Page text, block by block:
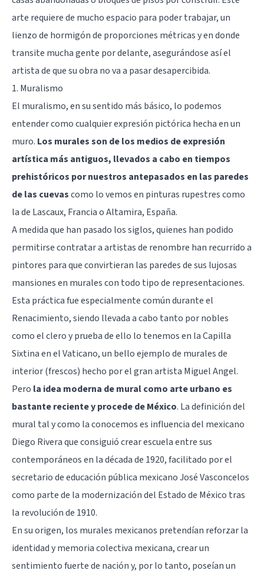
arte requiere de mucho espacio para poder trabajar, un
lienzo de hormigón de proporciones métricas y en donde
transite mucha gente por delante, asegurándose así el
artista de que su obra no va a pasar desapercibida.
1. Muralismo
El muralismo, en su sentido más básico, lo podemos
entender como cualquier expresión pictórica hecha en un
muro. Los murales son de los medios de expresión
artística más antiguos, llevados a cabo en tiempos
prehistóricos por nuestros antepasados en las paredes
de las cuevascomo lo vemos en pinturas rupestres como
la de Lascaux, Francia o Altamira, España.
A medida que han pasado los siglos, quienes han podido
permitirse contratar a artistas de renombre han recurrido a
pintores para que convirtieran las paredes de sus lujosas
mansiones en murales con todo tipo de representaciones.
Esta práctica fue especialmente común durante el
Renacimiento, siendo llevada a cabo tanto por nobles
como el clero y prueba de ello lo tenemos en la Capilla
Sixtina en el Vaticano, un bello ejemplo de murales de
interior (frescos) hecho por el gran artista Miguel Angel.
Pero la idea moderna de mural como arte urbano es
bastante reciente y procede de México. La definición del
mural tal y como la conocemos es influencia del mexicano
Diego Rivera que consiguió crear escuela entre sus
contemporáneos en la década de 1920, facilitado por el
secretario de educación pública mexicano José Vasconcelos
como parte de la modernización del Estado de México tras
la revolución de 1910.
En su origen, los murales mexicanos pretendían reforzar la
identidad y memoria colectiva mexicana, crear un
sentimiento fuerte de nación y, por lo tanto, poseían un